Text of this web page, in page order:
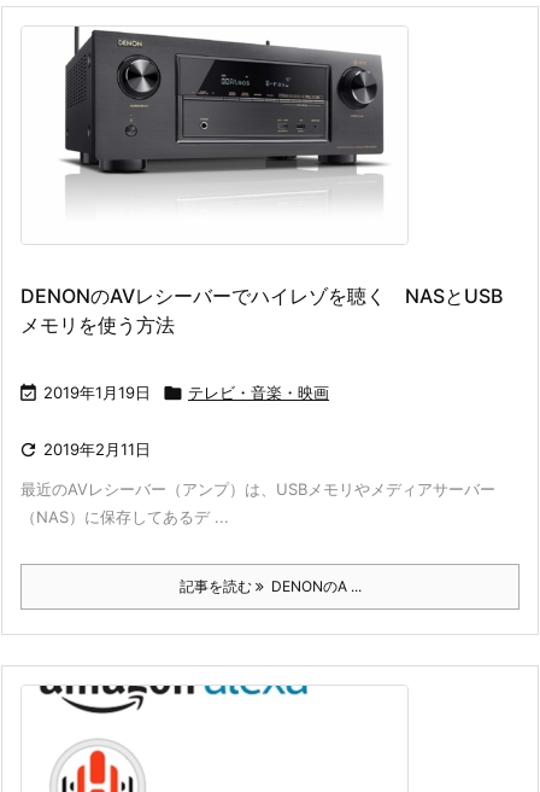
DENONのAVレシーバーでハイレゾを聴く NASとUSB
メモリを使う方法
 2019年1月19日  テレビ・音楽・映画
 2019年2月11日
最近のAVレシーバー（アンプ）は、USBメモリやメディアサーバー
（NAS）に保存してあるデ ...
記事を読む DENONのA ...